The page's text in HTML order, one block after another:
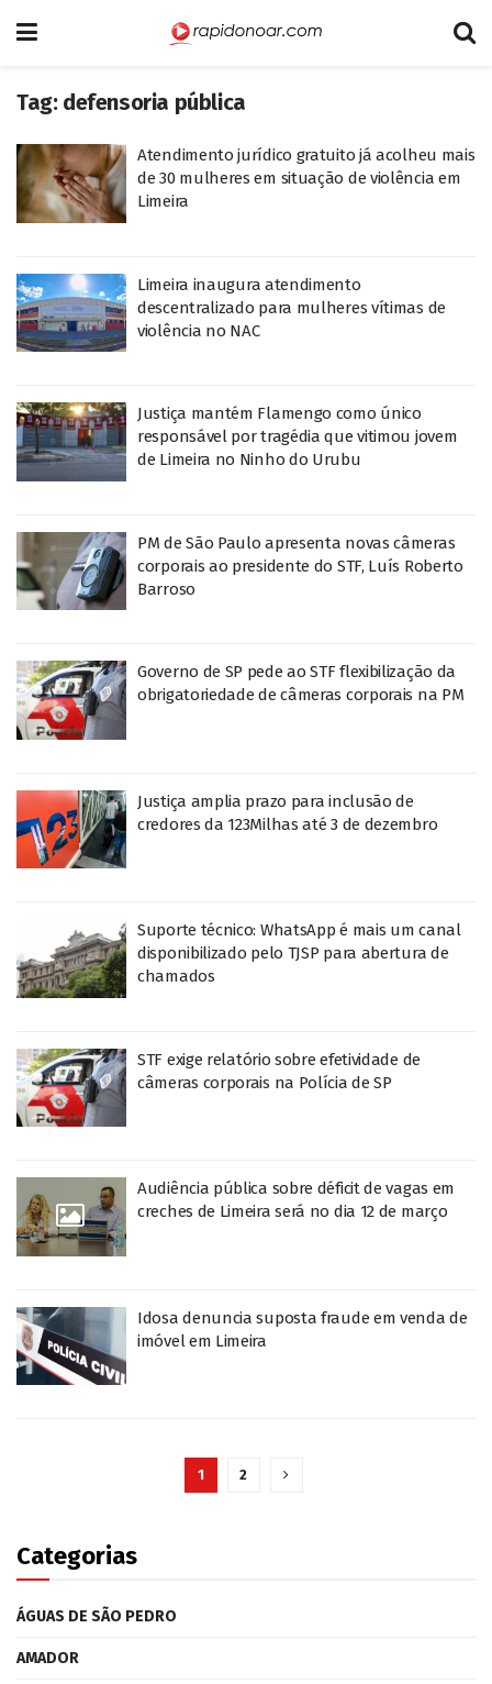
Tag: defensoria pública
Atendimento jurídico gratuito já acolheu mais
de 30 mulheres em situação de violência em
Limeira
Limeira inaugura atendimento
descentralizado para mulheres vítimas de
violência no NAC
Justiça mantém Flamengo como único
responsável por tragédia que vitimou jovem
de Limeira no Ninho do Urubu
PM de São Paulo apresenta novas câmeras
corporais ao presidente do STF, Luís Roberto
Barroso
Governo de SP pede ao STF flexibilização da
obrigatoriedade de câmeras corporais na PM
Justiça amplia prazo para inclusão de
credores da 123Milhas até 3 de dezembro
Suporte técnico: WhatsApp é mais um canal
disponibilizado pelo TJSP para abertura de
chamados
STF exige relatório sobre efetividade de
câmeras corporais na Polícia de SP
Audiência pública sobre déficit de vagas em
creches de Limeira será no dia 12 de março
Idosa denuncia suposta fraude em venda de
imóvel em Limeira
1 2
Categorias
ÁGUAS DE SÃO PEDRO
AMADOR